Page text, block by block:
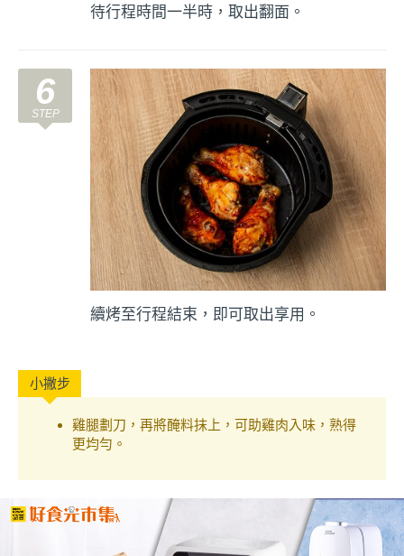
待行程時間一半時，取出翻面。
6
續烤至行程結束，即可取出享用。
雞腿劃刀，再將醃料抹上，可助雞肉入味，熟得
更均勻。